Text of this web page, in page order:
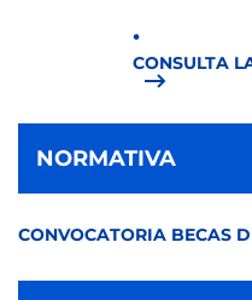
CONSULTA
NORMATIVA
CONVOCATORIA BECAS